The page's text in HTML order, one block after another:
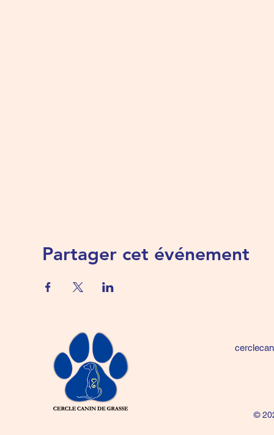
Partager cet événement
©